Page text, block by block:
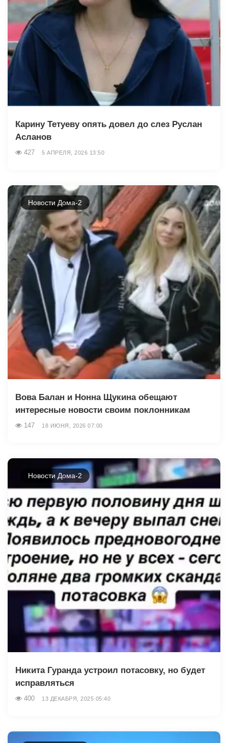
Карину Тетуеву опять довел до слез Руслан
Асланов
427 5 АПРЕЛЯ, 2026 13:50
Новости Дома-2
Вова Балан и Нонна Щукина обещают
интересные новости своим поклонникам
147 18 ИЮНЯ, 2026 07:00
Новости Дома-2
Никита Гуранда устроил потасовку, но будет
исправляться
400 13 ДЕКАБРЯ, 2025 05:40